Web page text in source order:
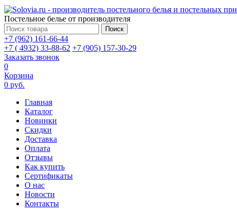
Постельное белье от производителя
Поиск
+7 (962) 161-66-44
+7 ( 4932) 33-88-62 +7 (905) 157-30-29
Заказать звонок
0
Корзина
0 руб.
Главная
Каталог
Новинки
Скидки
Доставка
Оплата
Отзывы
Как купить
Сертификаты
О нас
Новости
Контакты